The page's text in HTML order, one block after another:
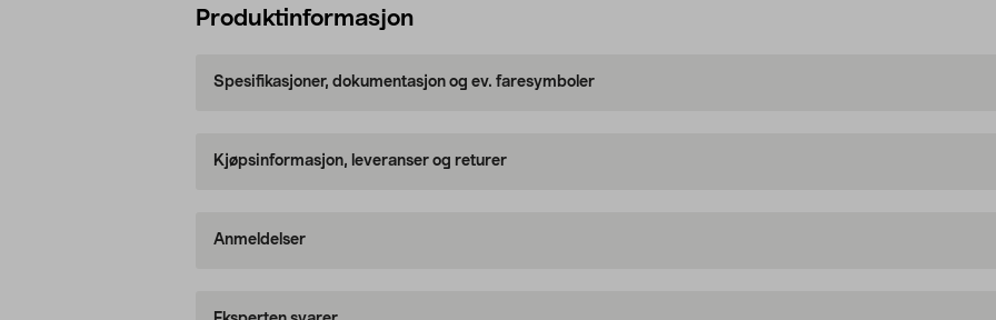
Produktinformasjon
Spesifikasjoner, dokumentasjon og ev. faresymboler
Kjøpsinformasjon, leveranser og returer
Anmeldelser